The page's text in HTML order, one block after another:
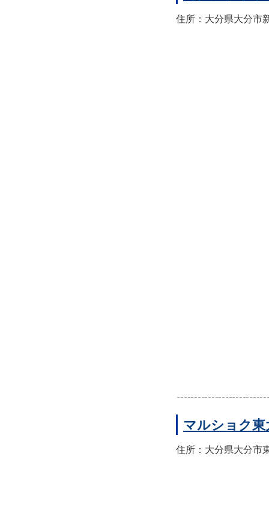
住所：大分県大分市
マルショク東
住所：大分県大分市